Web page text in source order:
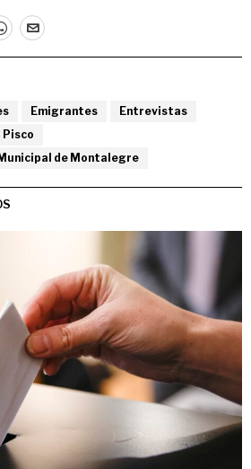
Emigrantes
Entrevistas
Pisco
de Montalegre